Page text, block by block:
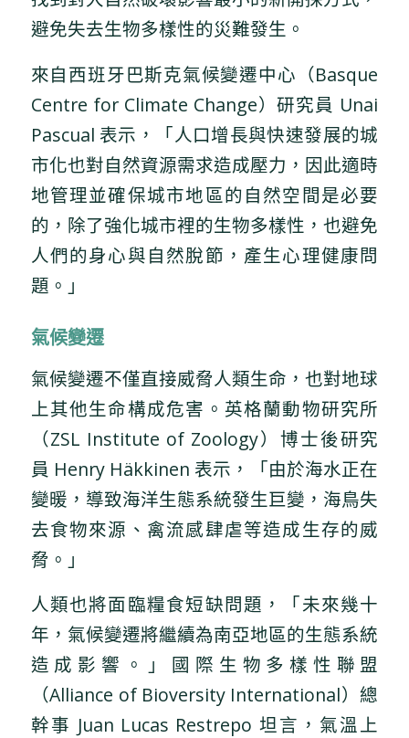
避免失去生物多樣性的災難發生。
來自西班牙巴斯克氣候變遷中心（Basque
Centre for Climate Change）研究員 Unai
Pascual 表示，「人口增長與快速發展的城
市化也對自然資源需求造成壓力，因此適時
地管理並確保城市地區的自然空間是必要
的，除了強化城市裡的生物多樣性，也避免
人們的身心與自然脫節，產生心理健康問
題。」
氣候變遷
氣候變遷不僅直接威脅人類生命，也對地球
上其他生命構成危害。英格蘭動物研究所
（ZSL Institute of Zoology）博士後研究
員 Henry Häkkinen 表示，「由於海水正在
變暖，導致海洋生態系統發生巨變，海鳥失
去食物來源、禽流感肆虐等造成生存的威
脅。」
人類也將面臨糧食短缺問題，「未來幾十
年，氣候變遷將繼續為南亞地區的生態系統
造成影響。」國際生物多樣性聯盟
（Alliance of Bioversity International）總
幹事 Juan Lucas Restrepo 坦言，氣溫上